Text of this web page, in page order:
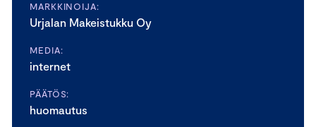
MARKKINOIJA:
Urjalan Makeistukku Oy
MEDIA:
internet
PÄÄTÖS:
huomautus